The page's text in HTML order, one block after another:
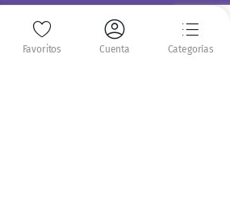
Favoritos Cuenta Categorías